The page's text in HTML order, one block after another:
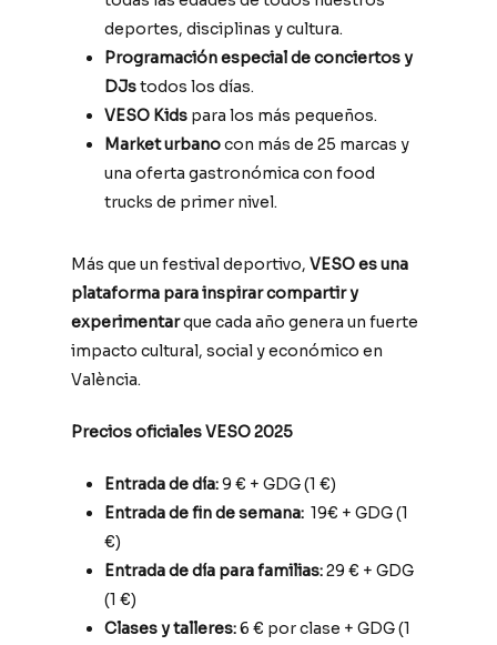
deportes, disciplinas y cultura.
Programación especial de conciertos y
DJstodos los días.
VESO Kids para los más pequeños.
Market urbanocon más de 25 marcas y
una oferta gastronómica con food
trucks de primer nivel.
Más que un festival deportivo, VESO es una
plataforma para inspirar compartir y
experimentarque cada año genera un fuerte
impacto cultural, social y económico en
València.
Precios oficiales VESO 2025
Entrada de día:9 € + GDG (1 €)
Entrada de fin de semana: 19€ + GDG (1
€)
Entrada de día para familias:29 € + GDG
(1 €)
Clases y talleres:6 € por clase + GDG (1